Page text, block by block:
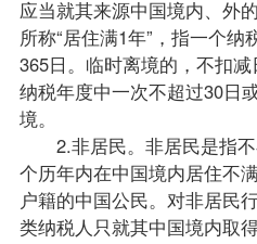
应当就其来源中国境内、外
所称“居住满1年”，指一个
365日。临时离境的，不扣
纳税年度中一次不超过30日
境。
2.非居民。非居民是指不
个历年内在中国境内居住不
户籍的中国公民。对非居民
类纳税人只就其中国境内取